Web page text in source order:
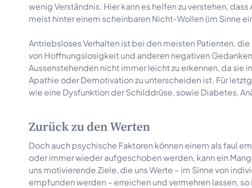
wenig Verständnis. Hier kann es helfen zu verstehen,
meist hinter einem scheinbaren Nicht-Wollen (im Sinne
Antriebsloses Verhalten ist bei den meisten Patienten,
von Hoffnungslosigkeit und anderen negativen
Aussenstehenden nicht immer leicht zu erkennen, da sie
Apathie oder Demotivation zu unterscheiden ist. Für
wie eine Dysfunktion der Schilddrüse, sowie Diabetes,
Zurück zu den Werten
Doch auch psychische Faktoren können einem als faul
oder immer wieder aufgeschoben werden, kann ein
uns motivierende Ziele, die uns Werte – im Sinne von
empfunden werden – erreichen und vermehren lassen,